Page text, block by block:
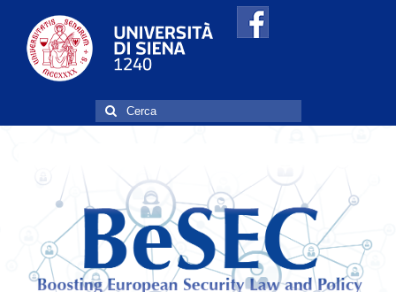
Cerca: